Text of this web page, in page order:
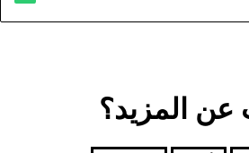
عن المزيد؟